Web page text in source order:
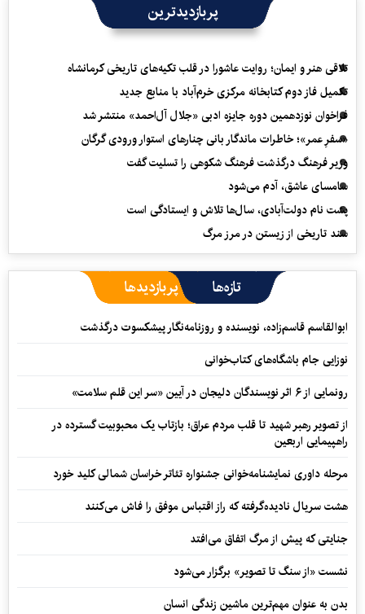
پربازدیدترین
تلاقی هنر و ایمان؛ روایت عاشورا در قلب تکیه‌های تاریخی کرمانشاه
تکمیل فاز دوم کتابخانه مرکزی خرم‌آباد با منابع جدید
فراخوان نوزدهمین دوره جایزه ادبی «جلال آل‌احمد» منتشر شد
«سفرِ عمر»؛ خاطرات ماندگار بانی چنارهای استوار ورودی گرگان
وزیر فرهنگ درگذشت فرهنگ شکوهی را تسلیت گفت
سامسای عاشق، آدم می‌شود
پشت نام دولت‌آبادی، سال‌ها تلاش و ایستادگی است
سند تاریخی از زیستن در مرز مرگ
تازه‌ها پربازدیدها
ابوالقاسم قاسم‌زاده، نویسنده و روزنامه‌نگار پیشکسوت درگذشت
نوزایی جام باشگاه‌های کتاب‌خوانی
رونمایی از ۶ اثر نویسندگان دلیجان در آیین «سر این قلم سلامت»
از تصویر رهبر شهید تا قلب مردم عراق؛ بازتاب یک محبوبیت گسترده در
راهپیمایی اربعین
مرحله داوری نمایشنامه‌خوانی جشنواره تئاتر خراسان شمالی کلید خورد
هشت سریال نادیده‌گرفته که راز اقتباس موفق را فاش می‌کنند
جنایتی که پیش از مرگ اتفاق می‌افتد
نشست «از سنگ تا تصویر» برگزار می‌شود
بدن به عنوان مهم‌ترین ماشین زندگی انسان